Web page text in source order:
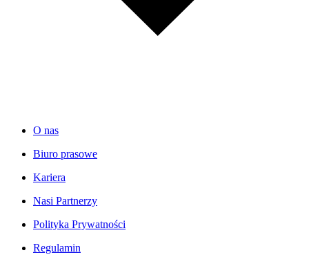
O nas
Biuro prasowe
Kariera
Nasi Partnerzy
Polityka Prywatności
Regulamin